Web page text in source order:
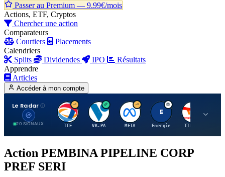
Passer au Premium — 9.99€/mois
Actions, ETF, Cryptos
Chercher une action
Comparateurs
Courtiers
Placements
Calendriers
Splits
Dividendes IPO
Résultats
Apprendre
Articles
Accéder à mon compte
Le Radar
20 SIGNAUX
T
TTE
V
VK.PA
M
META
E
Energie
T
TTE.PA
Action PEMBINA PIPELINE CORP
PREF SERI